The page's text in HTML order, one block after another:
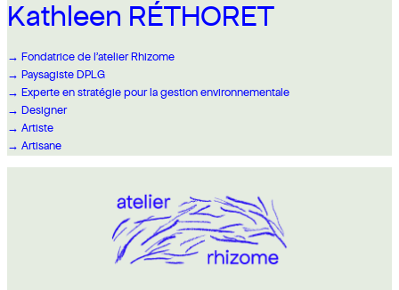
Kathleen RÉTHORET
→ Fondatrice de l'atelier Rhizome
→ Paysagiste DPLG
→ Experte en stratégie pour la gestion environnementale
→ Designer
→ Artiste
→ Artisane